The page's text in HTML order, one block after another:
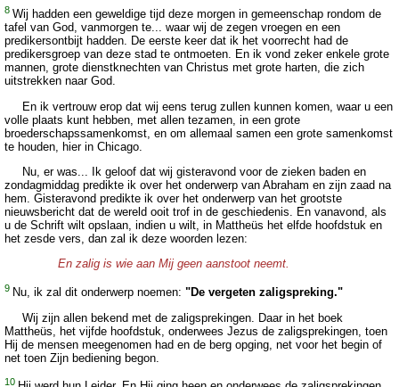
8 Wij hadden een geweldige tijd deze morgen in gemeenschap rondom de
tafel van God, vanmorgen te... waar wij de zegen vroegen en een
predikersontbijt hadden. De eerste keer dat ik het voorrecht had de
predikersgroep van deze stad te ontmoeten. En ik vond zeker enkele grote
mannen, grote dienstknechten van Christus met grote harten, die zich
uitstrekken naar God.
En ik vertrouw erop dat wij eens terug zullen kunnen komen, waar u een
volle plaats kunt hebben, met allen tezamen, in een grote
broederschapssamenkomst, en om allemaal samen een grote samenkomst
te houden, hier in Chicago.
Nu, er was... Ik geloof dat wij gisteravond voor de zieken baden en
zondagmiddag predikte ik over het onderwerp van Abraham en zijn zaad na
hem. Gisteravond predikte ik over het onderwerp van het grootste
nieuwsbericht dat de wereld ooit trof in de geschiedenis. En vanavond, als
u de Schrift wilt opslaan, indien u wilt, in Mattheüs het elfde hoofdstuk en
het zesde vers, dan zal ik deze woorden lezen:
En zalig is wie aan Mij geen aanstoot neemt.
9 Nu, ik zal dit onderwerp noemen: "De vergeten zaligspreking."
Wij zijn allen bekend met de zaligsprekingen. Daar in het boek
Mattheüs, het vijfde hoofdstuk, onderwees Jezus de zaligsprekingen, toen
Hij de mensen meegenomen had en de berg opging, net voor het begin of
net toen Zijn bediening begon.
10